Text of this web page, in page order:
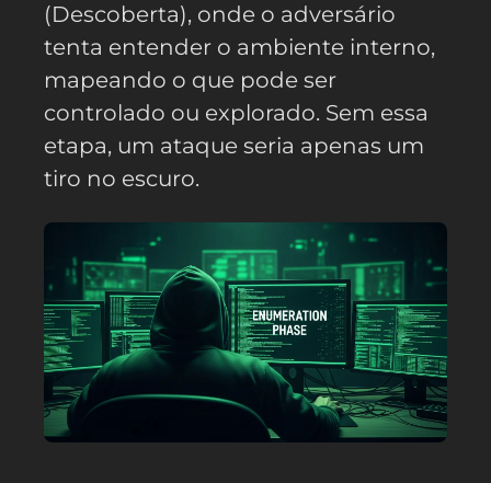
(Descoberta), onde o adversário
tenta entender o ambiente interno,
mapeando o que pode ser
controlado ou explorado. Sem essa
etapa, um ataque seria apenas um
tiro no escuro.